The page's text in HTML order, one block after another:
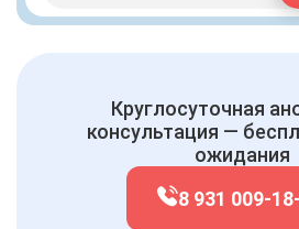
Круглосуточная
консультация —
ожидания
8 931 009-